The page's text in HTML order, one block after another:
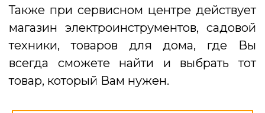
Также при сервисном центре действует
магазин электроинструментов, садовой
техники, товаров для дома, где Вы
всегда сможете найти и выбрать тот
товар, который Вам нужен.